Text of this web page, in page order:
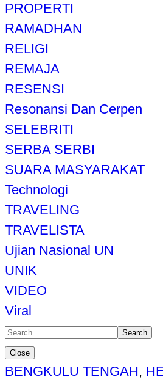
PROPERTI
RAMADHAN
RELIGI
REMAJA
RESENSI
Resonansi Dan Cerpen
SELEBRITI
SERBA SERBI
SUARA MASYARAKAT
Technologi
TRAVELING
TRAVELISTA
Ujian Nasional UN
UNIK
VIDEO
Viral
Search
Close
BENGKULU TENGAH,